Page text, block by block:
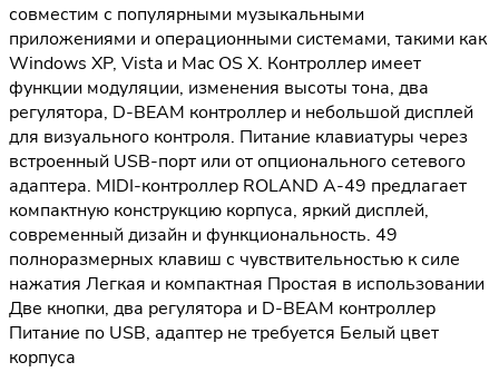
совместим с популярными музыкальными
приложениями и операционными системами, такими как
Windows XP, Vista и Mac OS X. Контроллер имеет
функции модуляции, изменения высоты тона, два
регулятора, D-BEAM контроллер и небольшой дисплей
для визуального контроля. Питание клавиатуры через
встроенный USB-порт или от опционального сетевого
адаптера. MIDI-контроллер ROLAND A-49 предлагает
компактную конструкцию корпуса, яркий дисплей,
современный дизайн и функциональность. 49
полноразмерных клавиш с чувствительностью к силе
нажатия Легкая и компактная Простая в использовании
Две кнопки, два регулятора и D-BEAM контроллер
Питание по USB, адаптер не требуется Белый цвет
корпуса